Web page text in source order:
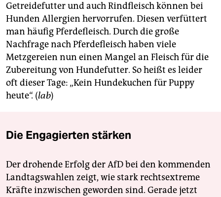
Getreidefutter und auch Rindfleisch können bei
Hunden Allergien hervorrufen. Diesen verfüttert
man häufig Pferdefleisch. Durch die große
Nachfrage nach Pferdefleisch haben viele
Metzgereien nun einen Mangel an Fleisch für die
Zubereitung von Hundefutter. So heißt es leider
oft dieser Tage: „Kein Hundekuchen für Puppy
heute“. (lab)
Die Engagierten stärken
Der drohende Erfolg der AfD bei den kommenden
Landtagswahlen zeigt, wie stark rechtsextreme
Kräfte inzwischen geworden sind. Gerade jetzt